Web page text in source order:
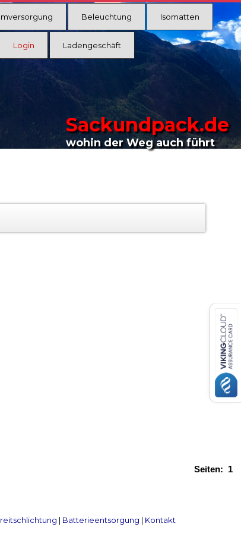
Beleuchtung Isomatten
Login Ladengeschäft
Sackundpack.de
wohin der Weg auch führt
Seiten: 1
| Batterieentsorgung | Kontakt